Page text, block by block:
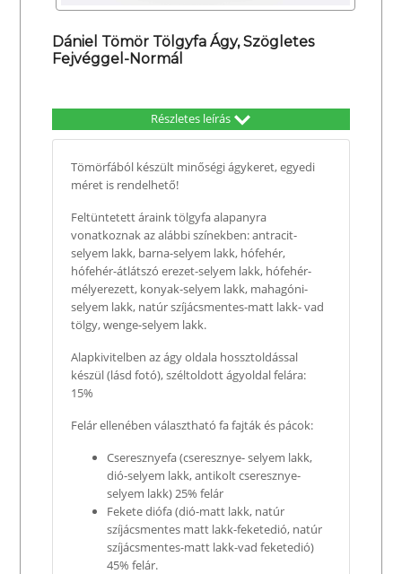
Dániel Tömör Tölgyfa Ágy, Szögletes
Fejvéggel-Normál
Részletes leírás
Tömörfából készült minőségi ágykeret, egyedi
méret is rendelhető!
Feltüntetett áraink tölgyfa alapanyra
vonatkoznak az alábbi színekben: antracit-
selyem lakk, barna-selyem lakk, hófehér,
hófehér-átlátszó erezet-selyem lakk, hófehér-
mélyerezett, konyak-selyem lakk, mahagóni-
selyem lakk, natúr szíjácsmentes-matt lakk- vad
tölgy, wenge-selyem lakk.
Alapkivitelben az ágy oldala hossztoldással
készül (lásd fotó), széltoldott ágyoldal felára:
15%
Felár ellenében választható fa fajták és pácok:
Cseresznyefa (cseresznye- selyem lakk,
dió-selyem lakk, antikolt cseresznye-
selyem lakk) 25% felár
Fekete diófa (dió-matt lakk, natúr
szíjácsmentes matt lakk-feketedió, natúr
szíjácsmentes-matt lakk-vad feketedió)
45% felár.